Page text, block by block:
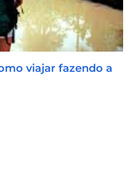
viajar fazendo a